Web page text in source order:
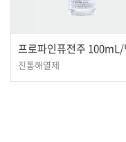
프로파인퓨전주 100mL/
진통해열제